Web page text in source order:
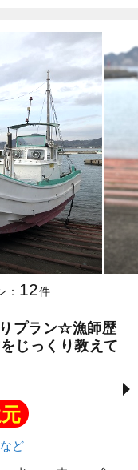
： 12件
プラン☆漁師歴
じっくり教えて